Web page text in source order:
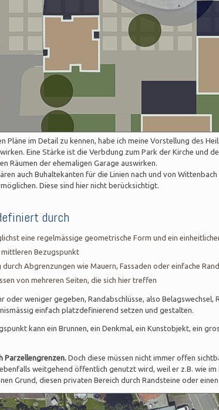
Pläne im Detail zu kennen, habe ich meine Vorstellung des
Eine Stärke ist die Verbdung zum Park der Kirche und
Räumen der ehemaligen Garage auswirken.
auch Buhaltekanten für die Linien nach und von
Diese sind hier nicht berücksichtigt.
durch
eine regelmässige geometrische Form und ein
mittleren Bezugspunkt
Abgrenzungen wie Mauern, Fassaden oder einfache
von mehreren Seiten, die sich hier treffen
oder weniger gegeben, Randabschlüsse, also
einfach platzdefinierend setzen und gestalten.
kann ein Brunnen, ein Denkmal, ein Kunstobjekt, ein
Parzellengrenzen. Doch diese müssen nicht immer offen
weitgehend öffentlich genutzt wird, weil er z.B. wie im
Grund, diesen privaten Bereich durch Randsteine oder